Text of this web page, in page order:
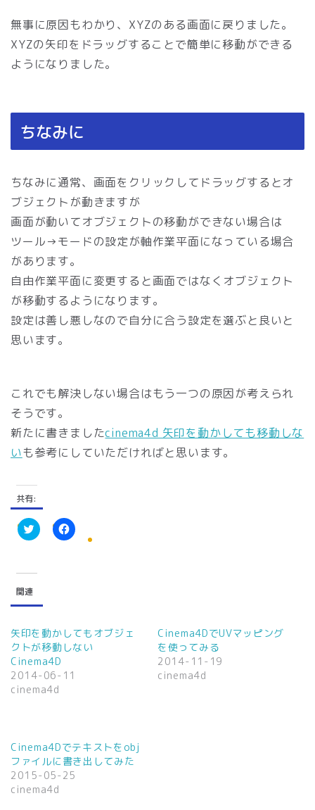
無事に原因もわかり、XYZのある画面に戻りました。
XYZの矢印をドラッグすることで簡単に移動ができる
ようになりました。
ちなみに
ちなみに通常、画面をクリックしてドラッグするとオ
ブジェクトが動きますが
画面が動いてオブジェクトの移動ができない場合は
ツール→モードの設定が軸作業平面になっている場合
があります。
自由作業平面に変更すると画面ではなくオブジェクト
が移動するようになります。
設定は善し悪しなので自分に合う設定を選ぶと良いと
思います。
これでも解決しない場合はもう一つの原因が考えられ
そうです。
新たに書きましたcinema4d 矢印を動かしても移動しな
いも参考にしていただければと思います。
共有:
ク
し
て
T
w
t
e
r
で
共
有
(
新
ド
ウ
で
開
き
ま
F
有
す
る
に
は
ク
リ
ッ
だ
さ
い
(
新
し
い
関連
矢印を動かしてもオブジェ
クトが移動しない
Cinema4D
2014-06-11
cinema4d
Cinema4DでUVマッピング
を使ってみる
2014-11-19
cinema4d
Cinema4Dでテキストをobj
ファイルに書き出してみた
2015-05-25
cinema4d